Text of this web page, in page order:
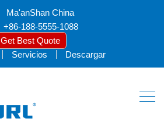
Ma'anShan China
+86-188-5555-1088
Get Best Quote
Servicios Descargar